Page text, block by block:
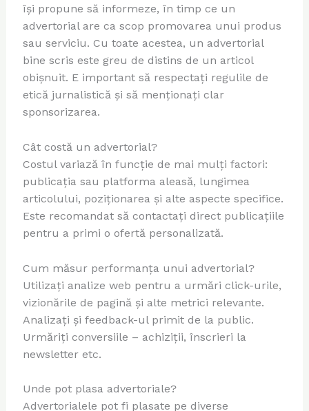
își propune să informeze, în timp ce un
advertorial are ca scop promovarea unui produs
sau serviciu. Cu toate acestea, un advertorial
bine scris este greu de distins de un articol
obișnuit. E important să respectați regulile de
etică jurnalistică și să menționați clar
sponsorizarea.
Cât costă un advertorial?
Costul variază în funcție de mai mulți factori:
publicația sau platforma aleasă, lungimea
articolului, poziționarea și alte aspecte specifice.
Este recomandat să contactați direct publicațiile
pentru a primi o ofertă personalizată.
Cum măsur performanța unui advertorial?
Utilizați analize web pentru a urmări click-urile,
vizionările de pagină și alte metrici relevante.
Analizați și feedback-ul primit de la public.
Urmăriți conversiile – achiziții, înscrieri la
newsletter etc.
Unde pot plasa advertoriale?
Advertorialele pot fi plasate pe diverse